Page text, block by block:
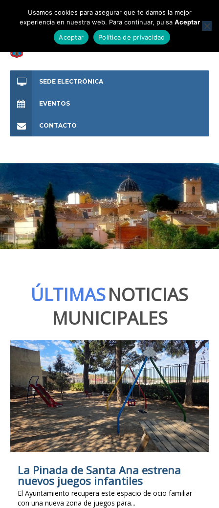
SEDE ELECTRÓNICA
EVENTOS
CONTACTO
ÚLTIMASNOTICIAS
MUNICIPALES
La Pinada de Santa Ana estrena
nuevos juegos infantiles
El Ayuntamiento recupera este espacio de ocio familiar
con una nueva zona de juegos para...
Usamos cookies para asegurar que te damos la mejor
experiencia en nuestra web. Para continuar, pulsa Aceptar
Aceptar
Política de privacidad